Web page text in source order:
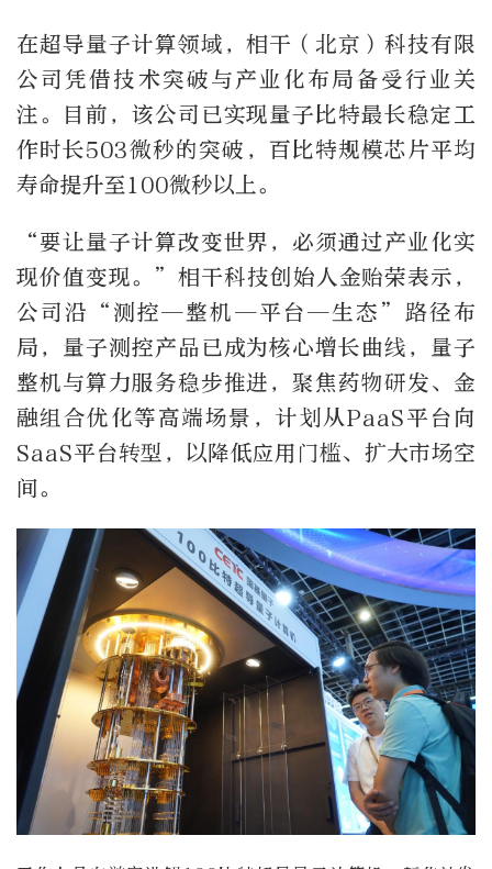
在超导量子计算领域，相干（北京）科技有限
公司凭借技术突破与产业化布局备受行业关
注。目前，该公司已实现量子比特最长稳定工
作时长503微秒的突破，百比特规模芯片平均
寿命提升至100微秒以上。
“要让量子计算改变世界，必须通过产业化实
现价值变现。”相干科技创始人金贻荣表示，
公司沿“测控—整机—平台—生态”路径布
局，量子测控产品已成为核心增长曲线，量子
整机与算力服务稳步推进，聚焦药物研发、金
融组合优化等高端场景，计划从PaaS平台向
SaaS平台转型，以降低应用门槛、扩大市场空
间。